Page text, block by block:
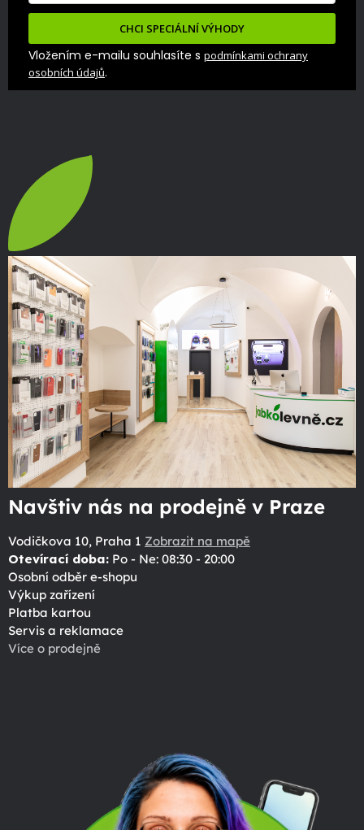
CHCI SPECIÁLNÍ VÝHODY
Vložením e-mailu souhlasíte s podmínkami ochrany
osobních údajů.
Navštiv nás na prodejně v Praze
Vodičkova 10, Praha 1 Zobrazit na mapě
Otevírací doba: Po - Ne: 08:30 - 20:00
Osobní odběr e-shopu
Výkup zařízení
Platba kartou
Servis a reklamace
Více o prodejně